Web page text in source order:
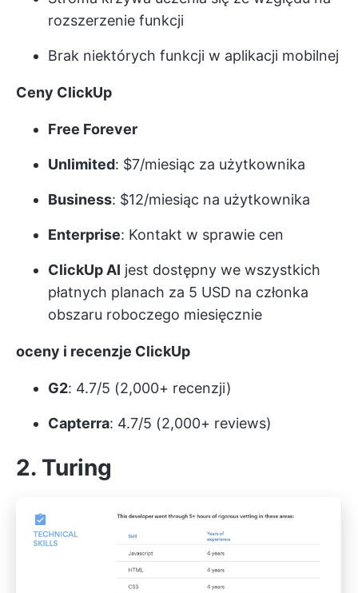
rozszerzenie funkcji
Brak niektórych funkcji w aplikacji mobilnej
Ceny ClickUp
Free Forever
Unlimited: $7/miesiąc za użytkownika
Business: $12/miesiąc na użytkownika
Enterprise: Kontakt w sprawie cen
ClickUp AI jest dostępny we wszystkich
płatnych planach za 5 USD na członka
obszaru roboczego miesięcznie
oceny i recenzje ClickUp
G2: 4.7/5 (2,000+ recenzji)
Capterra: 4.7/5 (2,000+ reviews)
2. Turing